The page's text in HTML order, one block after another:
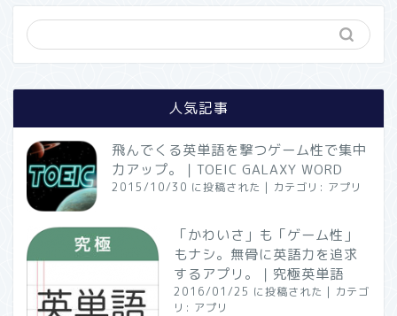
人気記事
飛んでくる英単語を撃つゲーム性で集中
力アップ。｜TOEIC GALAXY WORD
2015/10/30 に投稿された | カテゴリ: アプリ
「かわいさ」も「ゲーム性」
もナシ。無骨に英語力を追求
するアプリ。｜究極英単語
2016/01/25 に投稿された | カテゴ
リ: アプリ